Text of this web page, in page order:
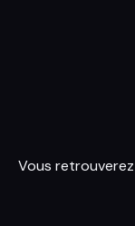
Vous